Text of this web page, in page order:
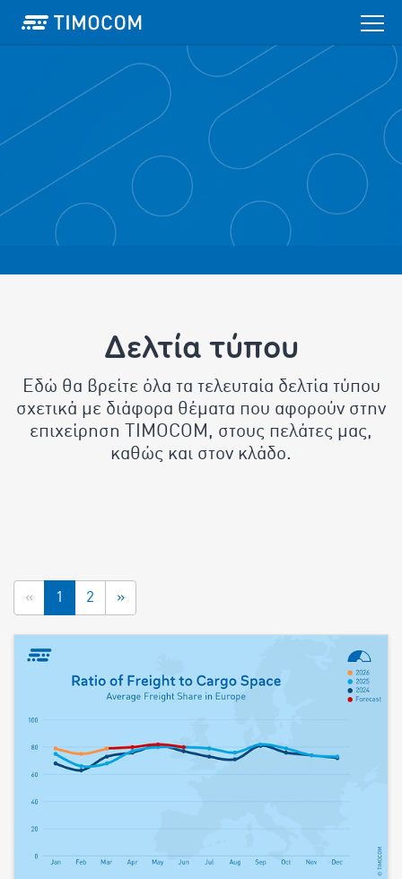
Δελτία τύπου
Εδώ θα βρείτε όλα τα τελευταία δελτία τύπου
σχετικά με διάφορα θέματα που αφορούν στην
επιχείρηση TIMOCOM, στους πελάτες μας,
καθώς και στον κλάδο.
« 1 2 »